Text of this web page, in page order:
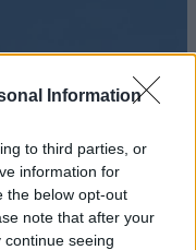
Information
to third parties, or
information for
the below opt-out
note that after your
seeing